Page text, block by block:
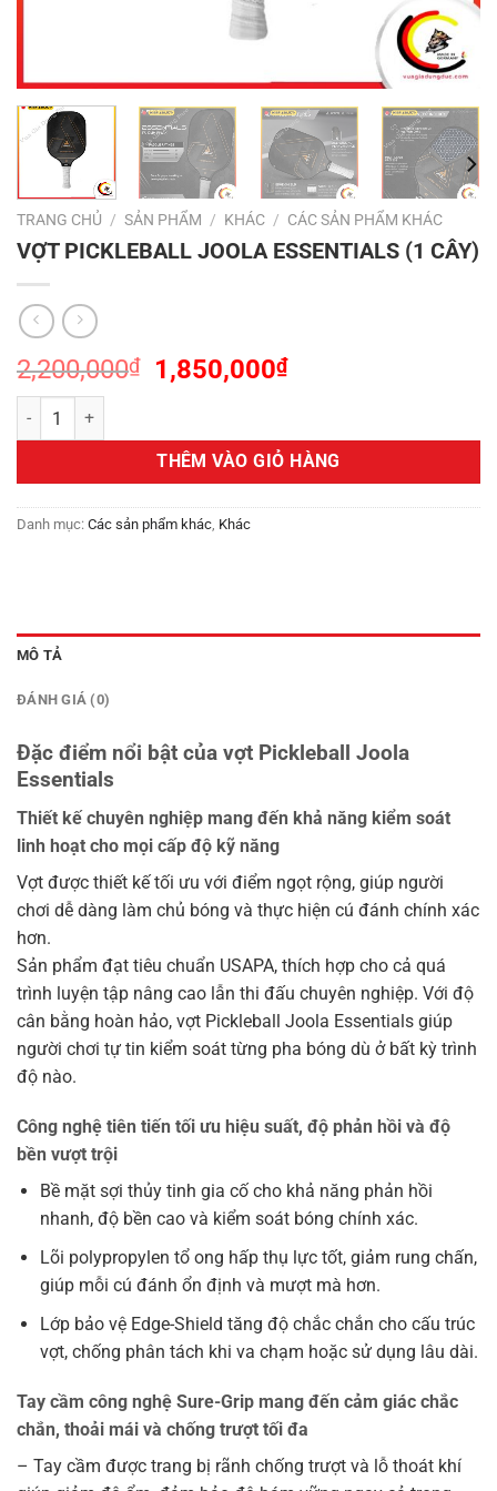
TRANG CHỦ / SẢN PHẨM / KHÁC / CÁC SẢN PHẨM KHÁC
VỢT PICKLEBALL JOOLA ESSENTIALS (1 CÂY)
2,200,000₫
Giá
2,200,000₫.
1,850,000₫Giá
là:
1,850,000₫.
VỢT PICKLEBALL JOOLA ESSENTIALS (1 CÂY) số lượng
THÊM VÀO GIỎ HÀNG
Danh mục: Các sản phẩm khác, Khác
MÔ TẢ
ĐÁNH GIÁ (0)
Đặc điểm nổi bật của vợt Pickleball Joola
Essentials
Thiết kế chuyên nghiệp mang đến khả năng kiểm soát
linh hoạt cho mọi cấp độ kỹ năng
Vợt được thiết kế tối ưu với điểm ngọt rộng, giúp người
chơi dễ dàng làm chủ bóng và thực hiện cú đánh chính xác
hơn.
Sản phẩm đạt tiêu chuẩn USAPA, thích hợp cho cả quá
trình luyện tập nâng cao lẫn thi đấu chuyên nghiệp. Với độ
cân bằng hoàn hảo, vợt Pickleball Joola Essentials giúp
người chơi tự tin kiểm soát từng pha bóng dù ở bất kỳ trình
độ nào.
Công nghệ tiên tiến tối ưu hiệu suất, độ phản hồi và độ
bền vượt trội
Bề mặt sợi thủy tinh gia cố cho khả năng phản hồi
nhanh, độ bền cao và kiểm soát bóng chính xác.
Lõi polypropylen tổ ong hấp thụ lực tốt, giảm rung chấn,
giúp mỗi cú đánh ổn định và mượt mà hơn.
Lớp bảo vệ Edge-Shield tăng độ chắc chắn cho cấu trúc
vợt, chống phân tách khi va chạm hoặc sử dụng lâu dài.
Tay cầm công nghệ Sure-Grip mang đến cảm giác chắc
chắn, thoải mái và chống trượt tối đa
– Tay cầm được trang bị rãnh chống trượt và lỗ thoát khí